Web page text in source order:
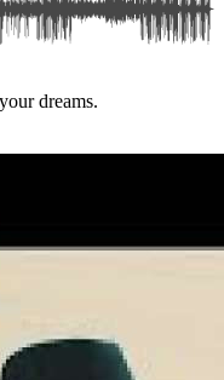
dreams.